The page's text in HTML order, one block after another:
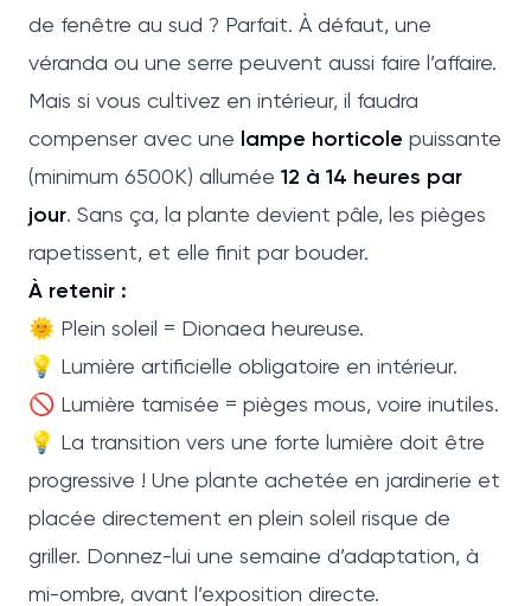
de fenêtre au sud ? Parfait. À défaut, une
véranda ou une serre peuvent aussi faire l’affaire.
Mais si vous cultivez en intérieur, il faudra
compenser avec une lampe horticole puissante
(minimum 6500K) allumée 12 à 14 heures par
jour. Sans ça, la plante devient pâle, les pièges
rapetissent, et elle finit par bouder.
À retenir :
🌞 Plein soleil = Dionaea heureuse.
💡 Lumière artificielle obligatoire en intérieur.
🚫 Lumière tamisée = pièges mous, voire inutiles.
💡 La transition vers une forte lumière doit être
progressive ! Une plante achetée en jardinerie et
placée directement en plein soleil risque de
griller. Donnez-lui une semaine d’adaptation, à
mi-ombre, avant l’exposition directe.